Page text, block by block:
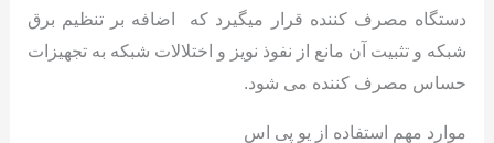
دستگاه مصرف کننده قرار میگیرد که اضافه بر تنظیم برق
شبکه و تثبیت آن مانع از نفوذ نویز و اختلالات شبکه به تجهیزات
حساس مصرف کننده می شود.
موارد مهم استفاده از یو پی اس